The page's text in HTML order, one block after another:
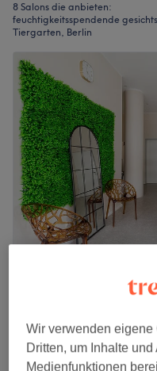
8 Salons die anbieten:
feuchtigkeitsspendende
Tiergarten, Berlin
499
Gesichtsbehandlung
Ausreinigung
Wir verwenden
Dritten, um Inhalte
Medienfunktionen